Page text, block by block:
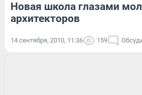
Новая школа глазами
архитекторов
14 сентября, 2010, 11:36 159